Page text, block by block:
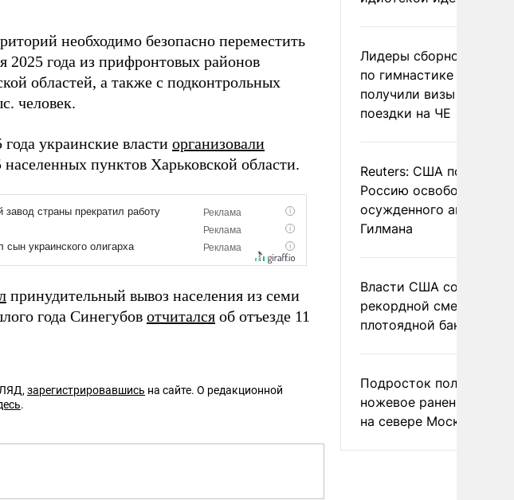
необходимо безопасно переместить
2025 года из прифронтовых районов
областей, а также с подконтрольных
человек.
украинские власти организовали
пунктов Харьковской области.
принудительный вывоз населения из семи
года Синегубов отчитался об отъезде 11
зарегистрировавшись на сайте. О редакционной
.
Лидеры сборной
по гимнастике не
получили визы для
поездки на ЧЕ
Reuters: США
Россию освободить
осужденного
Гилмана
Власти США сообщили
рекордной смертности
плотоядной бактерии
Подросток получил
ножевое ранение в
на севере Москвы